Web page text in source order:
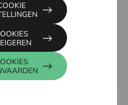
NUKERKE, NUKERKEPLEIN